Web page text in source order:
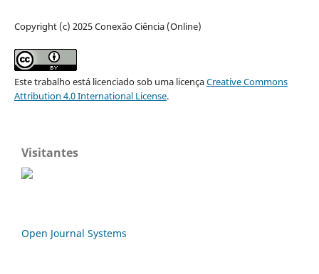
Copyright (c) 2025 Conexão Ciência (Online)
Este trabalho está licenciado sob uma licençaCreative Commons
Attribution 4.0 International License.
Visitantes
Open Journal Systems